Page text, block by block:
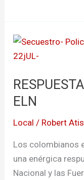
ELN
Local / Robert Atis
Los colombianos
una enérgica
Nacional y las
RESPUESTA
ANTE
DEL
ELN